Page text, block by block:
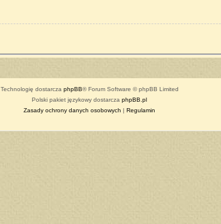
Technologię dostarcza phpBB® Forum Software © phpBB Limited
Polski pakiet językowy dostarcza phpBB.pl
Zasady ochrony danych osobowych | Regulamin